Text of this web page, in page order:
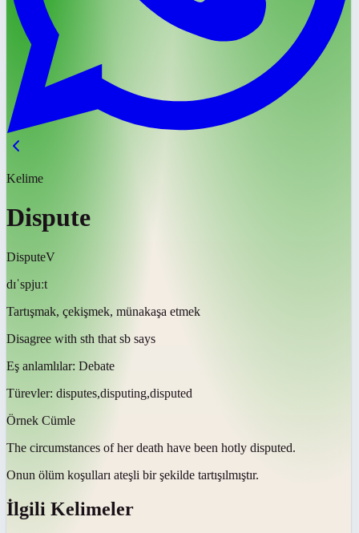
Kelime
Dispute
DisputeV
dɪˈspjuːt
Tartışmak, çekişmek, münakaşa etmek
Disagree with sth that sb says
Eş anlamlılar: Debate
Türevler: disputes,disputing,disputed
Örnek Cümle
The circumstances of her death have been hotly disputed.
Onun ölüm koşulları ateşli bir şekilde tartışılmıştır.
İlgili Kelimeler